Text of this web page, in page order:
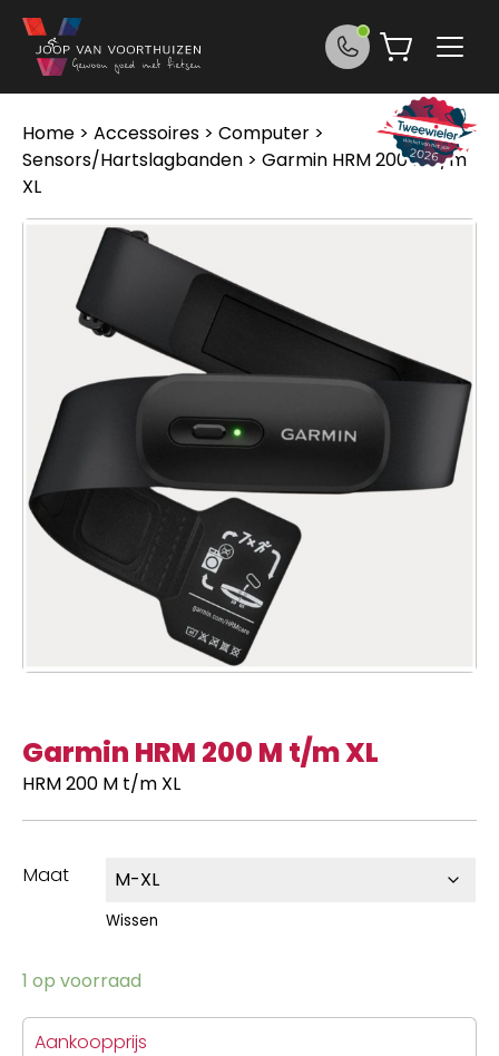
Ga naar de inhoud
Home > Accessoires > Computer >
Sensors/Hartslagbanden > Garmin HRM 200 M t/m
XL
Garmin HRM 200 M t/m XL
HRM 200 M t/m XL
Maat
Wissen
1 op voorraad
Aankoopprijs